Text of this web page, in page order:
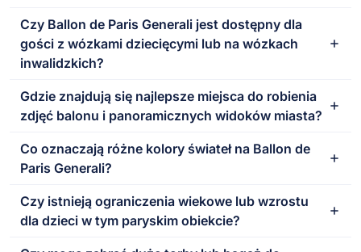
Czy Ballon de Paris Generali jest dostępny dla
gości z wózkami dziecięcymi lub na wózkach
inwalidzkich?
Gdzie znajdują się najlepsze miejsca do robienia
zdjęć balonu i panoramicznych widoków miasta?
Co oznaczają różne kolory świateł na Ballon de
Paris Generali?
Czy istnieją ograniczenia wiekowe lub wzrostu
dla dzieci w tym paryskim obiekcie?